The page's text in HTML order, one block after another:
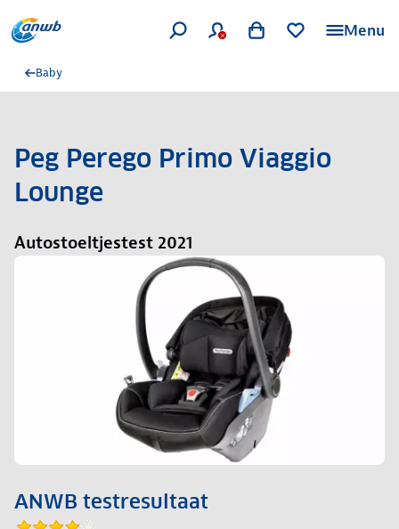
Menu
Baby
Peg Perego Primo Viaggio
Lounge
Autostoeltjestest 2021
ANWB testresultaat